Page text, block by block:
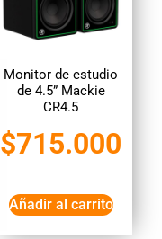
Monitor de estudio
de 4.5” Mackie
CR4.5
$715.000
Añadir al carrito